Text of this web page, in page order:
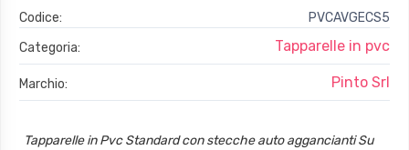
Codice:
PVCAVGECS5
Categoria:
Tapparelle in pvc
Marchio: Pinto Srl
Tapparelle in Pvc Standard con stecche auto aggancianti Su